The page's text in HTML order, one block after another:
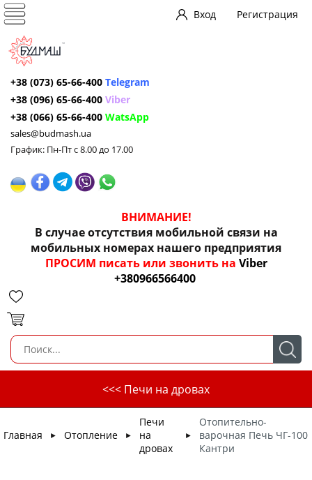
Вход Регистрация
+38 (073) 65-66-400 Telegram
+38 (096) 65-66-400 Viber
+38 (066) 65-66-400 WatsApp
sales@budmash.ua
График: Пн-Пт с 8.00 до 17.00
ВНИМАНИЕ!
В случае отсутствия мобильной связи на
мобильных номерах нашего предприятия
ПРОСИМ писать или звонить на Viber
+380966566400
<<< Печи на дровах
Главная ► Отопление ►
Печи
на
дровах
►
Отопительно-
варочная Печь ЧГ-100
Кантри